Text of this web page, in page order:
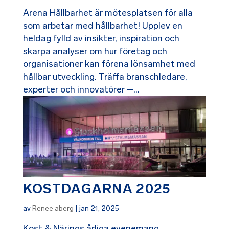
Arena Hållbarhet är mötesplatsen för alla
som arbetar med hållbarhet! Upplev en
heldag fylld av insikter, inspiration och
skarpa analyser om hur företag och
organisationer kan förena lönsamhet med
hållbar utveckling. Träffa branschledare,
experter och innovatörer –...
KOSTDAGARNA 2025
avRenee aberg jan 21, 2025